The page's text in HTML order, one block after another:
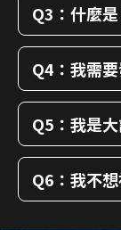
Q3：什麼
Q4：我需
Q5：我是
Q6：我不